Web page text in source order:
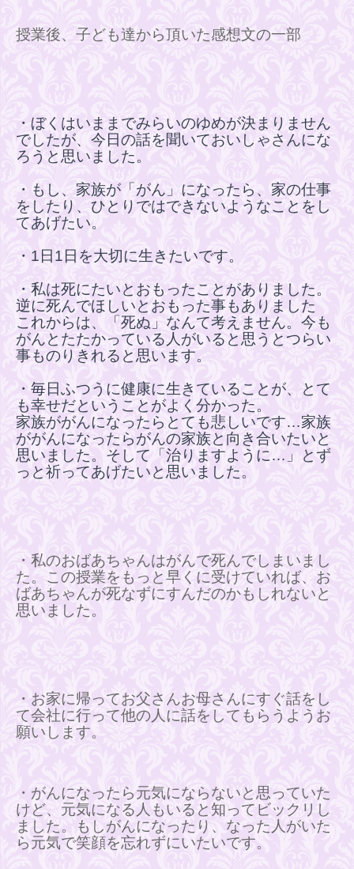
授業後、子ども達から頂いた感想文の一部
・ぼくはいままでみらいのゆめが決まりません
でしたが、今日の話を聞いておいしゃさんにな
ろうと思いました。
・ もし、家族が「がん」になったら、家の仕事
をしたり、ひとりではできないようなことをし
てあげたい。
・1日1日を大切に生きたいです。
・ 私は死にたいとおもったことがありました。
逆に死んでほしいとおもった事もありました
これからは、「死ぬ」なんて考えません。今も
がんとたたかっている人がいると思うとつらい
事ものりきれると思います。
・ 毎日ふつうに健康に生きていることが、とて
も幸せだということがよく分かった。
家族ががんになったらとても悲しいです…家族
ががんになったらがんの家族と向き合いたいと
思いました。そして「治りますように… 」とず
っと祈ってあげたいと思いました。
・私のおばあちゃんはがんで死んでしまいまし
た。この授業をもっと早くに受けていれば、お
ばあちゃんが死なずにすんだのかもしれないと
思いました。
・お家に帰ってお父さんお母さんにすぐ話をし
て会社に行って他の人に話をしてもらうようお
願いします。
・がんになったら元気にならないと思っていた
けど、元気になる人もいると知ってビックリし
ました。もしがんになったり、なった人がいた
ら元気で笑顔を忘れずにいたいです。